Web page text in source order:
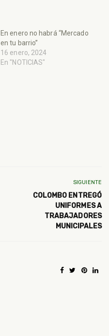
En enero no habrá “Mercado
en tu barrio”
16 enero, 2024
En "NOTICIAS"
SIGUIENTE
COLOMBO ENTREGÓ
UNIFORMES A
TRABAJADORES
MUNICIPALES